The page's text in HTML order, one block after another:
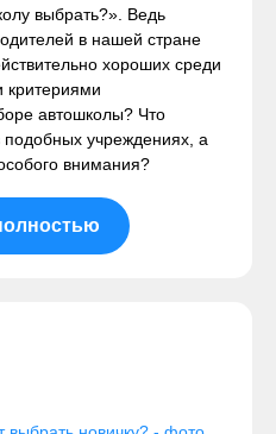
выбрать?». Ведь
в нашей стране
хороших среди
критериями
автошколы? Что
учреждениях, а
внимания?